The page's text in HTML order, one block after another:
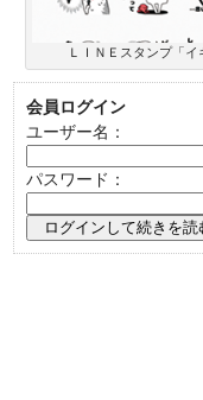
ＬＩＮＥスタンプ「イ
会員ログイン
ユーザー名：
パスワード：